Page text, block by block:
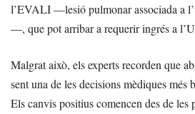
l’EVALI —lesió pulmonar associada a
—, que pot arribar a requerir ingrés a
Malgrat això, els experts recorden que
sent una de les decisions mèdiques més
Els canvis positius comencen des de les